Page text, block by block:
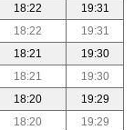
18:22
19:31
18:22
19:31
18:21
19:30
18:21
19:30
18:20
19:29
18:20
19:29